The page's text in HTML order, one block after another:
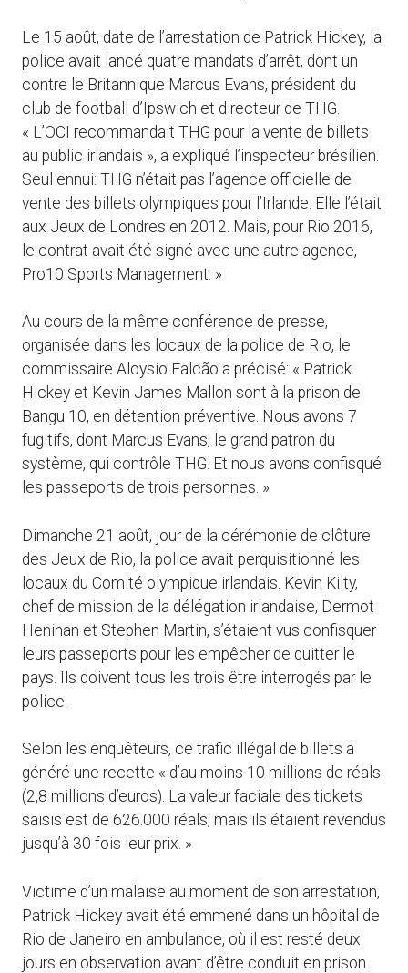
Le 15 août, date de l’arrestation de Patrick Hickey, la
police avait lancé quatre mandats d’arrêt, dont un
contre le Britannique Marcus Evans, président du
club de football d’Ipswich et directeur de THG.
« L’OCI recommandait THG pour la vente de billets
au public irlandais », a expliqué l’inspecteur brésilien.
Seul ennui: THG n’était pas l’agence officielle de
vente des billets olympiques pour l’Irlande. Elle l’était
aux Jeux de Londres en 2012. Mais, pour Rio 2016,
le contrat avait été signé avec une autre agence,
Pro10 Sports Management. »
Au cours de la même conférence de presse,
organisée dans les locaux de la police de Rio, le
commissaire Aloysio Falcão a précisé: « Patrick
Hickey et Kevin James Mallon sont à la prison de
Bangu 10, en détention préventive. Nous avons 7
fugitifs, dont Marcus Evans, le grand patron du
système, qui contrôle THG. Et nous avons confisqué
les passeports de trois personnes. »
Dimanche 21 août, jour de la cérémonie de clôture
des Jeux de Rio, la police avait perquisitionné les
locaux du Comité olympique irlandais. Kevin Kilty,
chef de mission de la délégation irlandaise, Dermot
Henihan et Stephen Martin, s’étaient vus confisquer
leurs passeports pour les empêcher de quitter le
pays. Ils doivent tous les trois être interrogés par le
police.
Selon les enquêteurs, ce trafic illégal de billets a
généré une recette « d’au moins 10 millions de réals
(2,8 millions d’euros). La valeur faciale des tickets
saisis est de 626.000 réals, mais ils étaient revendus
jusqu’à 30 fois leur prix. »
Victime d’un malaise au moment de son arrestation,
Patrick Hickey avait été emmené dans un hôpital de
Rio de Janeiro en ambulance, où il est resté deux
jours en observation avant d’être conduit en prison.